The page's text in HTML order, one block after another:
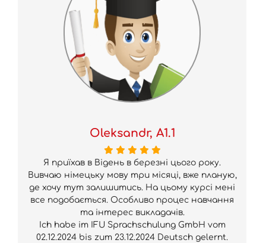
Oleksandr, A1.1
Я приїхав в Відень в березні цього року.
Вивчаю німецьку мову три місяці, вже планую,
де хочу тут залишитись. На цьому курсі мені
все подобається. Особливо процес навчання
та інтерес викладачів.
Ich habe im IFU Sprachschulung GmbH vom
02.12.2024 bis zum 23.12.2024 Deutsch gelernt.